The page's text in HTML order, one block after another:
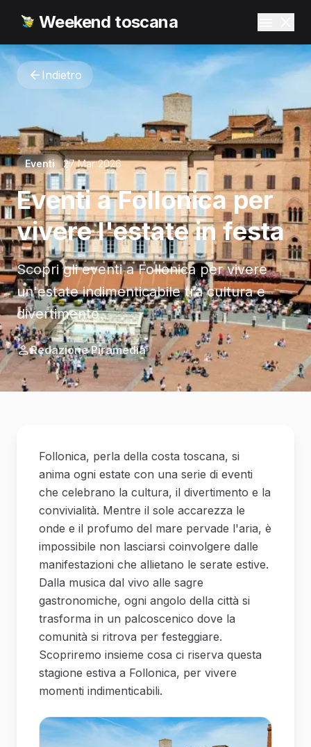
Weekend toscana
Indietro
Eventi 27 Mar 2026
Eventi a Follonica per
vivere l'estate in festa
Scopri gli eventi a Follonica per vivere
un'estate indimenticabile tra cultura e
divertimento.
Redazione Piramedia
Follonica, perla della costa toscana, si
anima ogni estate con una serie di eventi
che celebrano la cultura, il divertimento e la
convivialità. Mentre il sole accarezza le
onde e il profumo del mare pervade l'aria, è
impossibile non lasciarsi coinvolgere dalle
manifestazioni che allietano le serate estive.
Dalla musica dal vivo alle sagre
gastronomiche, ogni angolo della città si
trasforma in un palcoscenico dove la
comunità si ritrova per festeggiare.
Scopriremo insieme cosa ci riserva questa
stagione estiva a Follonica, per vivere
momenti indimenticabili.